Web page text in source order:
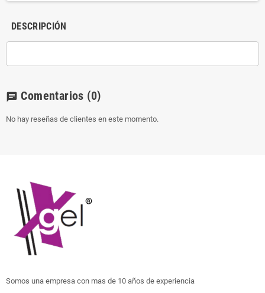
DESCRIPCIÓN
chat Comentarios (0)
No hay reseñas de clientes en este momento.
Somos una empresa con mas de 10 años de experiencia